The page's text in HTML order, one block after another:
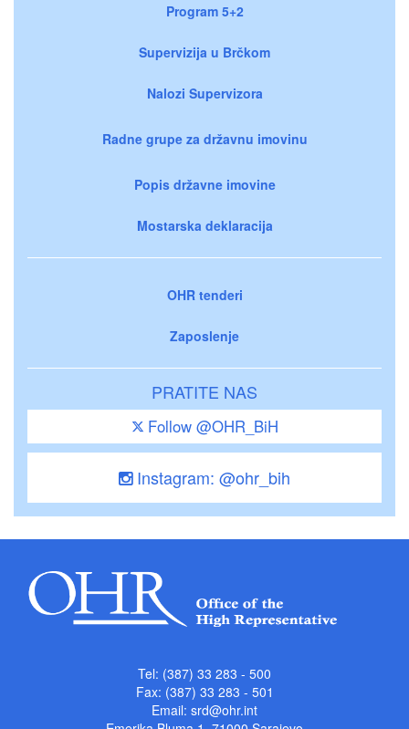
Program 5+2
Supervizija u Brčkom
Nalozi Supervizora
Radne grupe za državnu imovinu
Popis državne imovine
Mostarska deklaracija
OHR tenderi
Zaposlenje
PRATITE NAS
Follow @OHR_BiH
Instagram: @ohr_bih
Tel: (387) 33 283 - 500
Fax: (387) 33 283 - 501
Email: srd@ohr.int